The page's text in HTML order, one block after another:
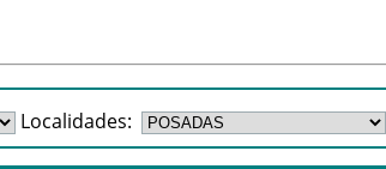
Localidades: